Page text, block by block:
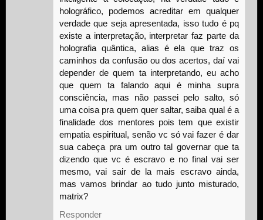
holográfico, podemos acreditar em qualquer
verdade que seja apresentada, isso tudo é pq
existe a interpretação, interpretar faz parte da
holografia quântica, alias é ela que traz os
caminhos da confusão ou dos acertos, daí vai
depender de quem ta interpretando, eu acho
que quem ta falando aqui é minha supra
consciência, mas não passei pelo salto, só
uma coisa pra quem quer saltar, saiba qual é a
finalidade dos mentores pois tem que existir
empatia espiritual, senão vc só vai fazer é dar
sua cabeça pra um outro tal governar que ta
dizendo que vc é escravo e no final vai ser
mesmo, vai sair de la mais escravo ainda,
mas vamos brindar ao tudo junto misturado,
matrix?
Responder